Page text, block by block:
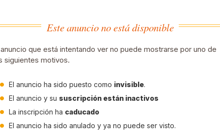
Este anuncio no está disponible
que está intentando ver no puede mostrarse por uno de
siguientes motivos.
El anuncio ha sido puesto como invisible.
El anuncio y su suscripción están inactivos
La inscripción ha caducado
El anuncio ha sido anulado y ya no puede ser visto.